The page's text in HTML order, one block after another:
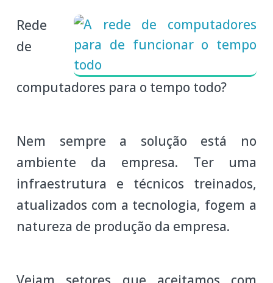
Rede
de
computadores para o tempo todo?
Nem sempre a solução está no
ambiente da empresa. Ter uma
infraestrutura e técnicos treinados,
atualizados com a tecnologia, fogem a
natureza de produção da empresa.